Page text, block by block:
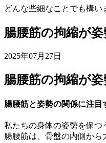
どんな些細なことでも構い
腸腰筋の拘縮が
2025年07月27日
腸腰筋の拘縮が
腸腰筋と姿勢の関係に注目
私たちの身体の姿勢を保つ
腸腰筋は、骨盤の内側から